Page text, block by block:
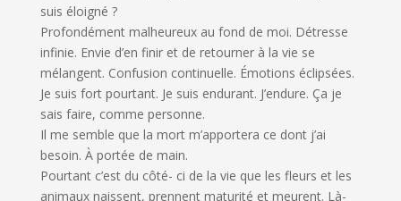
suis éloigné ?
Profondément malheureux au fond de moi. Détresse
infinie. Envie d’en finir et de retourner à la vie se
mélangent. Confusion continuelle. Émotions éclipsées.
Je suis fort pourtant. Je suis endurant. J’endure. Ça je
sais faire, comme personne.
Il me semble que la mort m’apportera ce dont j’ai
besoin. À portée de main.
Pourtant c’est du côté- ci de la vie que les fleurs et les
animaux naissent, prennent maturité et meurent. Là-